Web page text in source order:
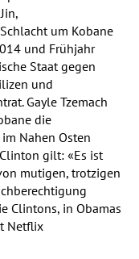
um Kobane
und Frühjahr
Staat gegen
und
Gayle Tzemach
die
Nahen Osten
gilt: «Es ist
mutigen, trotzigen
Clintons, in Obamas
Netflix